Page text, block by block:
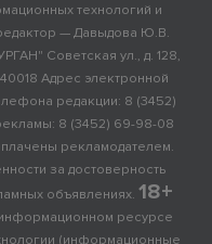
технологий и
— Давыдова Ю.В.
Советская ул., д. 128,
Адрес электронной
редакции: 8 (3452)
8 (3452) 69-98-08
рекламодателем.
за достоверность
объявлениях. 18+
ресурсе
(информационные